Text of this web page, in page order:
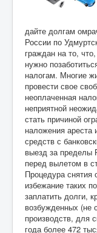
дайте долгам
России по
граждан на то,
нужно
налогам. Многие
провести свое
неоплаченная
неприятной
стать причиной
наложения ареста
средств с
выезд за пределы
перед вылетом в
Процедура снятия
избежание таких
заплатить долги,
возбужденных (не
производств, для
года более 472